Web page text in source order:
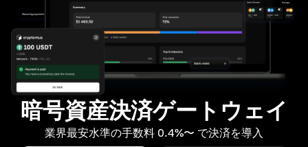
暗号資産決済ゲートウェイ
業界最安水準の手数料 0.4%〜 で決済を導入